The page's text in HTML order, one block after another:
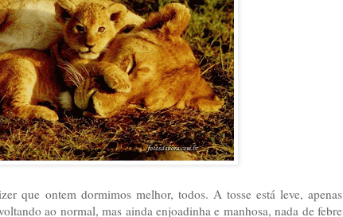
que ontem dormimos melhor, todos. A tosse está leve, apenas
ao normal, mas ainda enjoadinha e manhosa, nada de febre